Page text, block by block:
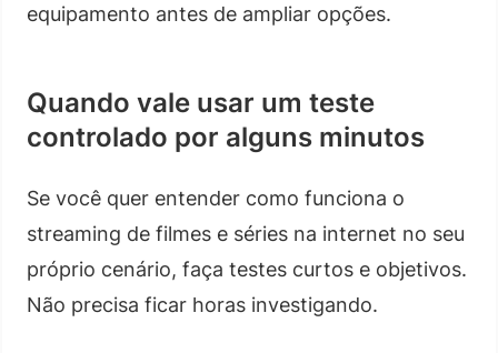
equipamento antes de ampliar opções.
Quando vale usar um teste
controlado por alguns minutos
Se você quer entender como funciona o
streaming de filmes e séries na internet no seu
próprio cenário, faça testes curtos e objetivos.
Não precisa ficar horas investigando.